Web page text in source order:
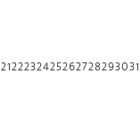
2122232425262728293031